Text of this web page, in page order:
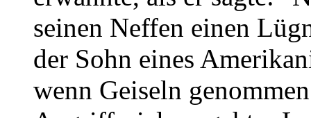
seinen Neffen einen
der Sohn eines
wenn Geiseln